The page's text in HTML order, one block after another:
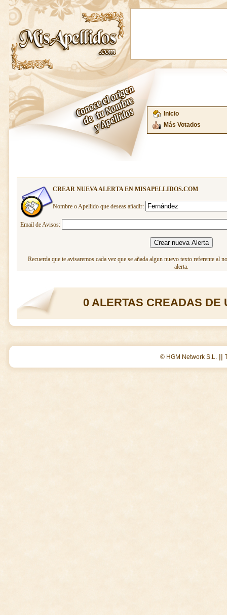
Inicio
Más Votados
CREAR NUEVA ALERTA EN MISAPELLIDOS.COM
Nombre o Apellido que deseas añadir:
Email de Avisos:
Recuerda que te avisaremos cada vez que se añada algun nuevo texto referente al
alerta.
0 ALERTAS CREADAS DE
© HGM Network S.L. ||